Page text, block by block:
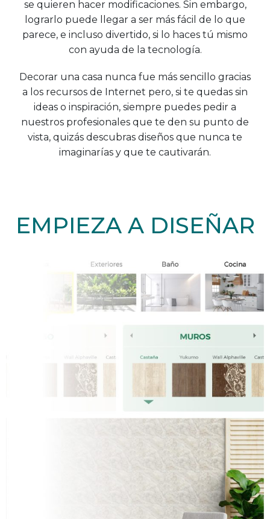
se quieren hacer modificaciones. Sin embargo,
lograrlo puede llegar a ser más fácil de lo que
parece, e incluso divertido, si lo haces tú mismo
con ayuda de la tecnología.
Decorar una casa nunca fue más sencillo gracias
a los recursos de Internet pero, si te quedas sin
ideas o inspiración, siempre puedes pedir a
nuestros profesionales que te den su punto de
vista, quizás descubras diseños que nunca te
imaginarías y que te cautivarán.
EMPIEZA A DISEÑAR